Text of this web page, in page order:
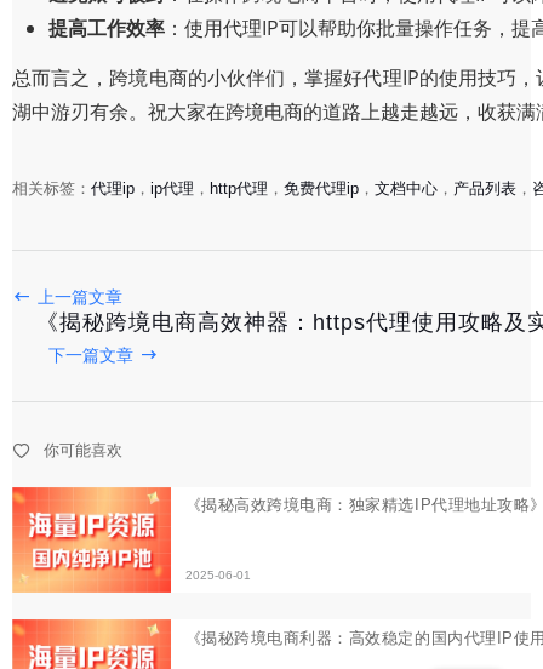
提高工作效率 ：使用代理IP可以帮助你批量操作任务，提
总而言之，跨境电商的小伙伴们，掌握好代理IP的使用技巧
湖中游刃有余。祝大家在跨境电商的道路上越走越远，收获满
相关标签： 代理ip ， ip代理 ， http代理 ， 免费代理ip ， 文档中心 ， 产品列表 ，
上一篇文章
《揭秘跨境电商高效神器：https代理使用攻略及
下一篇文章
你可能喜欢